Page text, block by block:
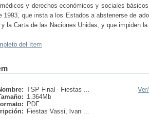
y derechos económicos y sociales
1993, que insta a los Estados a abstenerse de
y la Carta de las Naciones Unidas, y que impiden
del ítem
TSP Final - Fiestas ...
1.364Mb
PDF
Fiestas Vassi, Ivan ...
Ver/